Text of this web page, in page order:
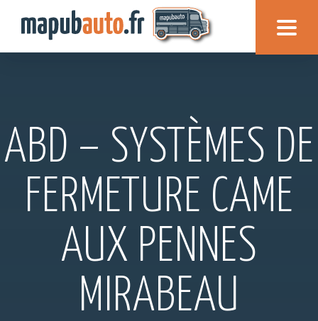
ABD – SYSTÈMES DE
FERMETURE CAME
AUX PENNES
MIRABEAU